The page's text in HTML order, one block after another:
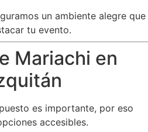
un ambiente alegre que
tu evento.
Mariachi en
es importante, por eso
accesibles.